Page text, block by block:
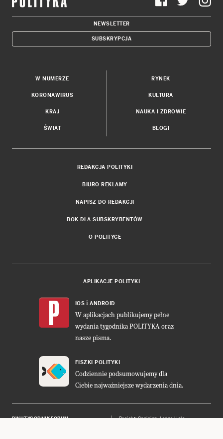
NEWSLETTER
SUBSKRYPCJA
W NUMERZE
KORONAWIRUS
KRAJ
ŚWIAT
RYNEK
KULTURA
NAUKA I ZDROWIE
BLOGI
REDAKCJA POLITYKI
BIURO REKLAMY
NAPISZ DO REDAKCJI
BOK DLA SUBSKRYBENTÓW
O POLITYCE
APLIKACJE POLITYKI
IOS i ANDROID
W aplikacjach publikujemy pełne
wydania tygodnika POLITYKA oraz
nasze pisma.
FISZKI POLITYKI
Codziennie podsumowujemy dla
Ciebie najważniejsze wydarzenia dnia.
DWUTYGODNIK FORUM Projekt:Cogision,Ładne Halo